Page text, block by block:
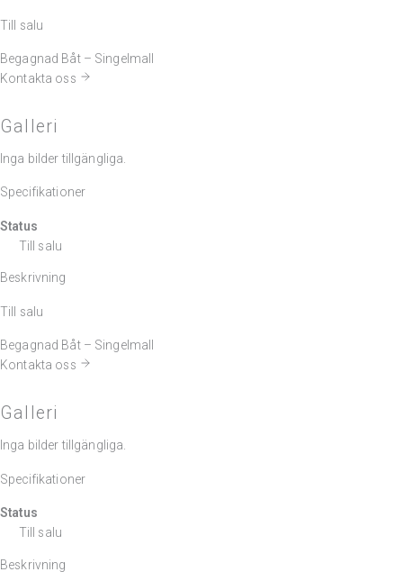
Till salu
Begagnad Båt – Singelmall
Kontakta oss
Galleri
Inga bilder tillgängliga.
Specifikationer
Status
Till salu
Beskrivning
Till salu
Begagnad Båt – Singelmall
Kontakta oss
Galleri
Inga bilder tillgängliga.
Specifikationer
Status
Till salu
Beskrivning